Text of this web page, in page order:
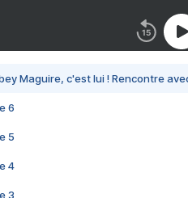
Maguire, c'est lui ! Rencontre
6
5
4
3